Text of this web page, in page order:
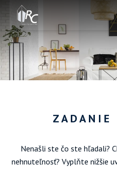
ZADANIE
Nenašli ste čo ste hľadali?
nehnuteľnosť? Vyplňte nižšie